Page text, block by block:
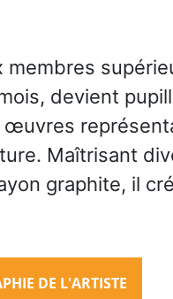
devient
œuvres
Maîtrisant
graphite, il
DE L'ARTISTE